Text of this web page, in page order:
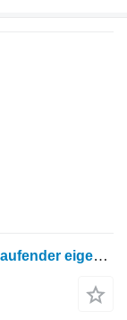
Euro-Jabelmann Kartoffeltechnik aus laufender eigener Produktion